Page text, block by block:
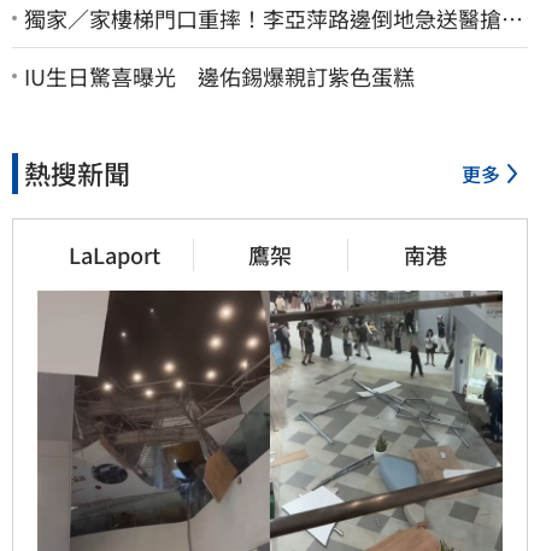
獨家／家樓梯門口重摔！李亞萍路邊倒地急送醫搶
命 「最新傷況」曝
IU生日驚喜曝光 邊佑錫爆親訂紫色蛋糕
熱搜新聞 更多
LaLaport 鷹架 南港